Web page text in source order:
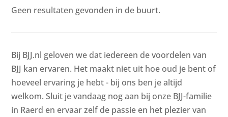
Geen resultaten gevonden in de buurt.
Bij BJJ.nl geloven we dat iedereen de voordelen van
BJJ kan ervaren. Het maakt niet uit hoe oud je bent of
hoeveel ervaring je hebt - bij ons ben je altijd
welkom. Sluit je vandaag nog aan bij onze BJJ-familie
in Raerd en ervaar zelf de passie en het plezier van